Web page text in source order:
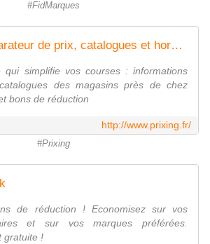
#FidMarques
Prixing - Comparateur de prix, catalogues et horaires des magasins près de chez vous
qui simplifie vos courses : informations
des magasins près de chez
bons de réduction
http://www.prixing.fr/
#Prixing
de réduction ! Economisez sur vos
et sur vos marques préférées.
gratuite !